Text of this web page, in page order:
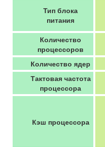
Тип блока
питания
Количество
процессоров
Количество ядер
Тактовая частота
процессора
Кэш процессора